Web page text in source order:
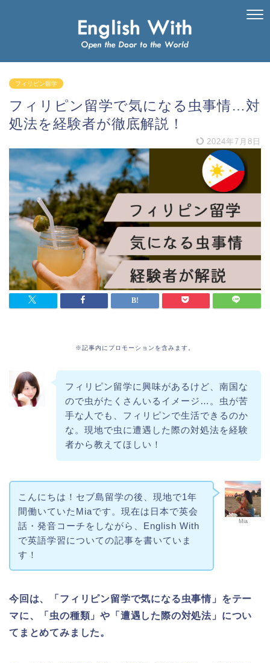
フィリピン留学
フィリピン留学で気になる虫事情…対
処法を経験者が徹底解説！
2024年7月8日
※記事内にプロモーションを含みます。
フィリピン留学に興味があるけど、南国な
ので虫がたくさんいるイメージ…。虫が苦
手な人でも、フィリピンで生活できるのか
な。現地で虫に遭遇した際の対処法を経験
者から教えてほしい！
Mia
こんにちは！セブ島留学の後、現地で1年
間働いていたMiaです。現在は日本で英会
話・発音コーチをしながら、English With
で英語学習についての記事を書いていま
す！
今回は、「フィリピン留学で気になる虫事情」をテー
マに、「虫の種類」や「遭遇した際の対処法」につい
てまとめてみました。